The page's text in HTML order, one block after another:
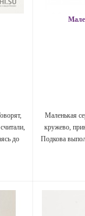
до
Маленькая
кружево,
Подкова